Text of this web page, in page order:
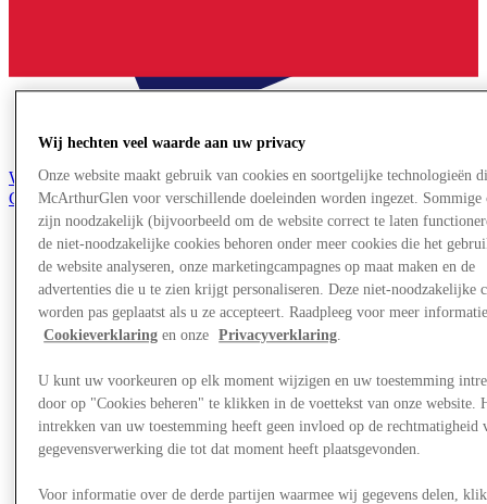
Word lid van de Club
Gered,
nl
Winkels
Aanbiedingen
Plan je bezoek
Wat is er aan
Eet & Drink
Diensten
Bestemmingsgids
Meer
Wij hechten veel waarde aan uw privacy
Onze website maakt gebruik van cookies en soortgelijke technologieën
McArthurGlen voor verschillende doeleinden worden ingezet. Sommige
zijn noodzakelijk (bijvoorbeeld om de website correct te laten
de niet-noodzakelijke cookies behoren onder meer cookies die het
de website analyseren, onze marketingcampagnes op maat maken en de
advertenties die u te zien krijgt personaliseren. Deze niet-noodzakelijke
worden pas geplaatst als u ze accepteert. Raadpleeg voor meer
Cookieverklaring en onze Privacyverklaring.
U kunt uw voorkeuren op elk moment wijzigen en uw toestemming
door op "Cookies beheren" te klikken in de voettekst van onze website.
intrekken van uw toestemming heeft geen invloed op de rechtmatigheid
gegevensverwerking die tot dat moment heeft plaatsgevonden.
Voor informatie over de derde partijen waarmee wij gegevens delen,